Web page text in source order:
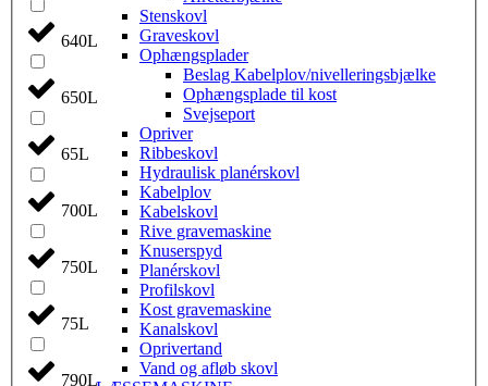
640L
650L
65L
700L
750L
75L
790L
Stenskovl
Graveskovl
Ophængsplader
Beslag Kabelplov/nivelleringsbjælke
Ophængsplade til kost
Svejseport
Opriver
Ribbeskovl
Hydraulisk planérskovl
Kabelplov
Kabelskovl
Rive gravemaskine
Knuserspyd
Planérskovl
Profilskovl
Kost gravemaskine
Kanalskovl
Oprivertand
Vand og afløb skovl